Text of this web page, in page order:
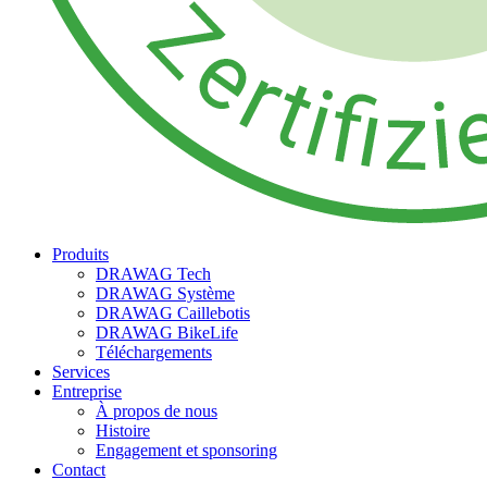
Produits
DRAWAG Tech
DRAWAG Système
DRAWAG Caillebotis
DRAWAG BikeLife
Téléchargements
Services
Entreprise
À propos de nous
Histoire
Engagement et sponsoring
Contact